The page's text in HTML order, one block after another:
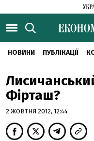
НОВИНИ ПУБЛІКАЦІЇ
Фірташ?
2 ЖОВТНЯ 2012, 12:44